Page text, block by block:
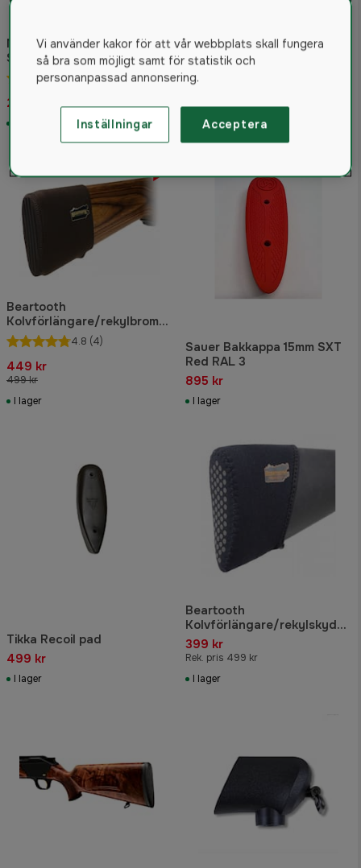
Mjoelner Kolvförlängare
Svart
4.0(1)
209 kr
Framstock Soft Touch
5.0
785 kr
I lager
Beartooth
Kolvförlängare/rekylbroms
Brun
4.8 (4)
449 kr
499 kr
I lager
Sauer Bakkappa 15mm SXT
Red RAL 3
895 kr
I lager
Tikka Recoil pad
499 kr
I lager
Beartooth
Kolvförlängare/rekylskydd,
Svart
399 kr
Rek. pris 499 kr
I lager
Vi använder kakor för att vår webbplats skall fungera
så bra som möjligt samt för statistik och
personanpassad annonsering.
Inställningar Acceptera